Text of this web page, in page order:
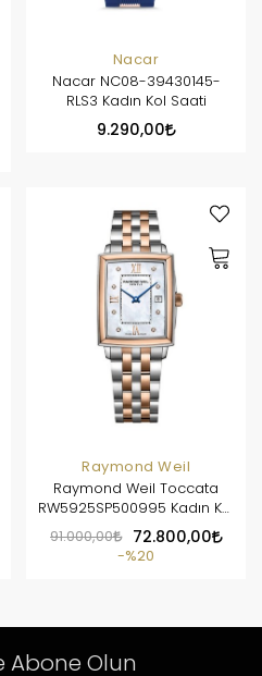
Nacar
Nacar NC08-39430145-
RLS3 Kadın Kol Saati
9.290,00
Raymond Weil
Raymond Weil Toccata
RW5925SP500995 Kadın Kol
Saati
91.000,00 72.800,00
%20
Abone Olun